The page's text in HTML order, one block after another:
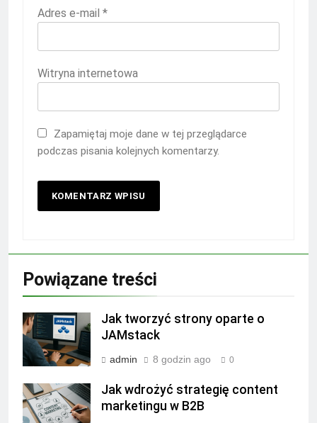
Adres e-mail *
Witryna internetowa
Zapamiętaj moje dane w tej przeglądarce
podczas pisania kolejnych komentarzy.
Powiązane treści
Jak tworzyć strony oparte o
JAMstack
admin 8 godzin ago 0
Jak wdrożyć strategię content
marketingu w B2B